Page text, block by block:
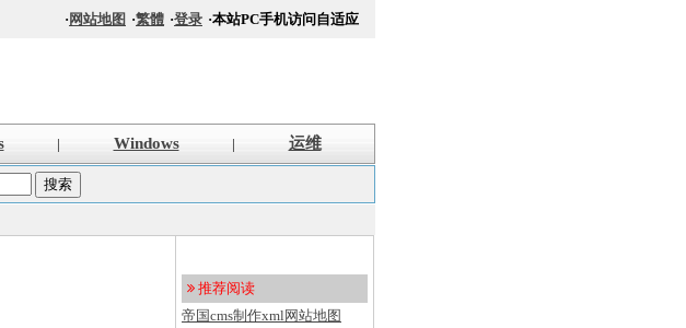
· 网站地图 ·繁體 ·登录 ·本站PC手机访问自适应
| Windows | 运维
推荐阅读
帝国cms制作xml网站地图